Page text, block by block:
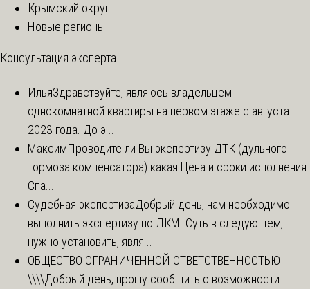
Крымский округ
Новые регионы
Консультация эксперта
ИльяЗдравствуйте, являюсь владельцем
однокомнатной квартиры на первом этаже с августа
2023 года. До э...
МаксимПроводите ли Вы экспертизу ДТК (дульного
тормоза компенсатора) какая Цена и сроки исполнения.
Спа...
Судебная экспертизаДобрый день, нам необходимо
выполнить экспертизу по ЛКМ. Суть в следующем,
нужно установить, явля...
ОБЩЕСТВО ОГРАНИЧЕННОЙ ОТВЕТСТВЕННОСТЬЮ
\\\\Добрый день, прошу сообщить о возможности